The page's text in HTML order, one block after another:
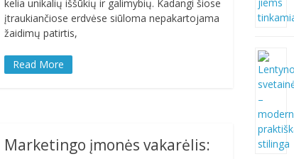
kelia unikalių iššūkių ir galimybių. Kadangi šiose
įtraukiančiose erdvėse siūloma nepakartojama
žaidimų patirtis,
Read More
Marketingo įmonės vakarėlis: